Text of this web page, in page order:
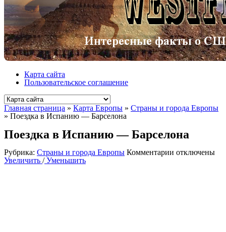
Карта сайта
Пользовательское соглашение
Главная страница » Карта Европы » Страны и города Европы
» Поездка в Испанию — Барселона
Поездка в Испанию — Барселона
Рубрика: Страны и города Европы Комментарии котключены
Увеличить /Уменьшить